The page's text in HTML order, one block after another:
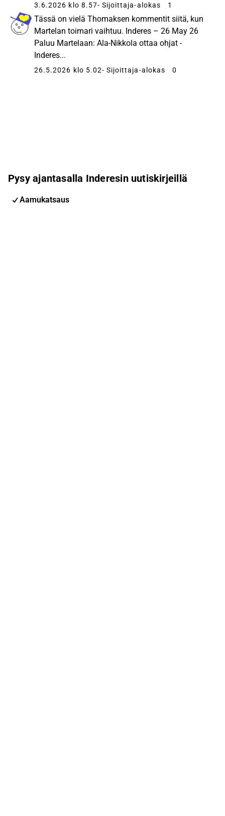
3.6.2026 klo 8.57- Sijoittaja-alokas 1
Tässä on vielä Thomaksen kommentit siitä, kun
Martelan toimari vaihtuu. Inderes – 26 May 26
Paluu Martelaan: Ala-Nikkola ottaa ohjat -
Inderes...
26.5.2026 klo 5.02- Sijoittaja-alokas 0
Pysy ajantasalla Inderesin uutiskirjeillä
Aamukatsaus